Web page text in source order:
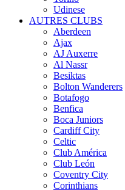
Udinese
AUTRES CLUBS
Aberdeen
Ajax
AJ Auxerre
Al Nassr
Besiktas
Bolton Wanderers
Botafogo
Benfica
Boca Juniors
Cardiff City
Celtic
Club América
Club León
Coventry City
Corinthians